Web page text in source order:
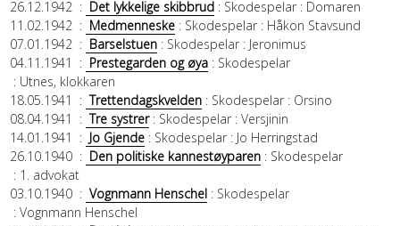
26.12.1942: Det lykkelige skibbrud: Skodespelar: Domaren
11.02.1942: Medmenneske: Skodespelar: Håkon Stavsund
07.01.1942: Barselstuen: Skodespelar: Jeronimus
04.11.1941
: Prestegarden og øya: Skodespelar
: Utnes, klokkaren
18.05.1941
: Trettendagskvelden: Skodespelar: Orsino
08.04.1941
: Tre systrer: Skodespelar: Versjinin
14.01.1941
: Jo Gjende: Skodespelar: Jo Herringstad
26.10.1940: Den politiske kannestøyparen: Skodespelar
: 1. advokat
03.10.1940: Vognmann Henschel: Skodespelar
: Vognmann Henschel